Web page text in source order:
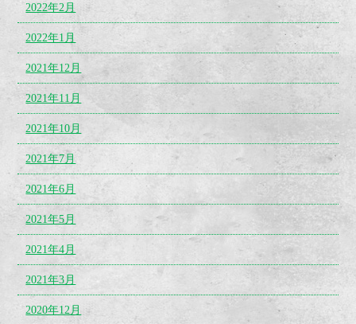
2022年2月
2022年1月
2021年12月
2021年11月
2021年10月
2021年7月
2021年6月
2021年5月
2021年4月
2021年3月
2020年12月